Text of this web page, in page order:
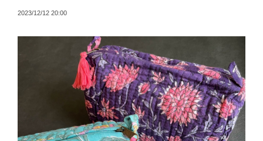
2023/12/12 20:00